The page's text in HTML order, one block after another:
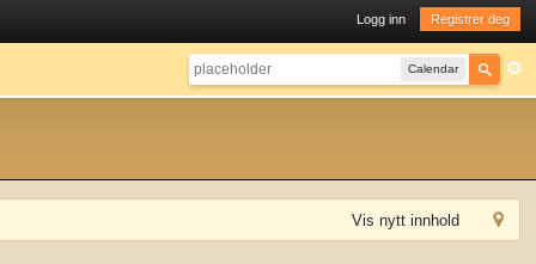
Logg inn Registrer deg
Calendar
Vis nytt innhold